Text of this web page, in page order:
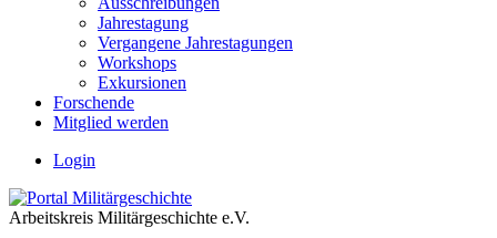
Jahrestagung
Vergangene Jahrestagungen
Workshops
Exkursionen
Forschende
Mitglied werden
Login
Arbeitskreis Militärgeschichte e.V.